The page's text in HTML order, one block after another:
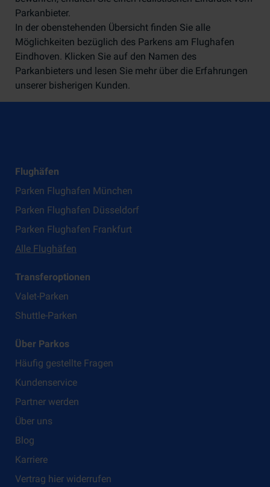
Parkanbieter.
In der obenstehenden Übersicht finden Sie alle
Möglichkeiten bezüglich des Parkens am Flughafen
Eindhoven. Klicken Sie auf den Namen des
Parkanbieters und lesen Sie mehr über die Erfahrungen
unserer bisherigen Kunden.
Flughäfen
Parken Flughafen München
Parken Flughafen Düsseldorf
Parken Flughafen Frankfurt
Alle Flughäfen
Transferoptionen
Valet-Parken
Shuttle-Parken
Über Parkos
Häufig gestellte Fragen
Kundenservice
Partner werden
Über uns
Blog
Karriere
Vertrag hier widerrufen